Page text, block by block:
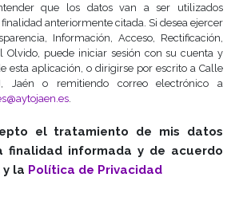
que los datos van a ser utilizados
anteriormente citada. Si desea ejercer
Información, Acceso, Rectificación,
Olvido, puede iniciar sesión con su cuenta y
esta aplicación, o dirigirse por escrito a Calle
Jaén o remitiendo correo electrónico a
el tratamiento de mis datos
finalidad informada y de acuerdo
y la Política de Privacidad